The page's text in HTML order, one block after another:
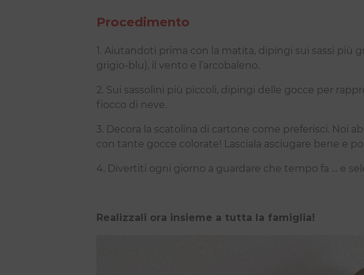
Procedimento
1. Aiutandoti prima con la matita, dipingi sui sassi più
grigio-blu), il vento e l’arcobaleno.
2. Sui sassolini più piccoli, dipingi delle gocce per
fiocco di neve.
3. Decora la scatolina di cartone come preferisci. Noi
con tante gocce colorate! Lasciala asciugare bene e
4. Divertiti ogni giorno a guardare che tempo fa … e
Realizzali ora insieme a tutta la famiglia!